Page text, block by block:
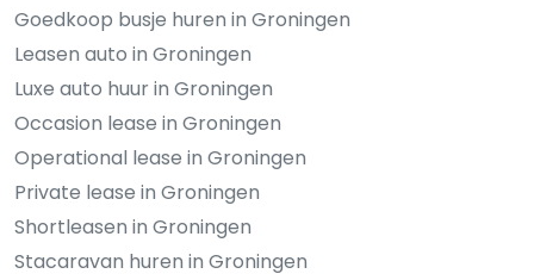
Goedkoop busje huren in Groningen
Leasen auto in Groningen
Luxe auto huur in Groningen
Occasion lease in Groningen
Operational lease in Groningen
Private lease in Groningen
Shortleasen in Groningen
Stacaravan huren in Groningen